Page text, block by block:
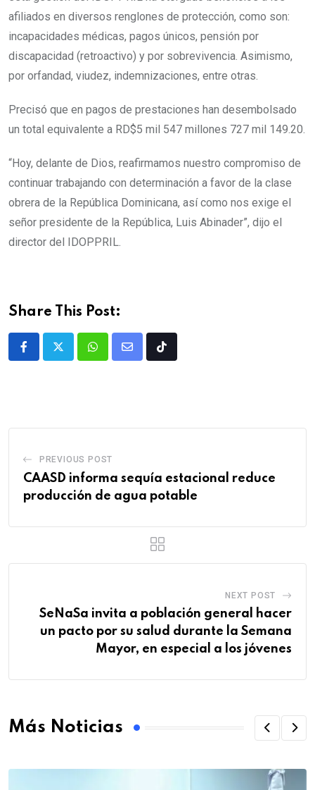
afiliados en diversos renglones de protección, como son:
incapacidades médicas, pagos únicos, pensión por
discapacidad (retroactivo) y por sobrevivencia. Asimismo,
por orfandad, viudez, indemnizaciones, entre otras.
Precisó que en pagos de prestaciones han desembolsado
un total equivalente a RD$5 mil 547 millones 727 mil 149.20.
“Hoy, delante de Dios, reafirmamos nuestro compromiso de
continuar trabajando con determinación a favor de la clase
obrera de la República Dominicana, así como nos exige el
señor presidente de la República, Luis Abinader”, dijo el
director del IDOPPRIL.
Share This Post:
PREVIOUS POST
CAASD informa sequía estacional reduce
producción de agua potable
NEXT POST
SeNaSa invita a población general hacer
un pacto por su salud durante la Semana
Mayor, en especial a los jóvenes
Más Noticias